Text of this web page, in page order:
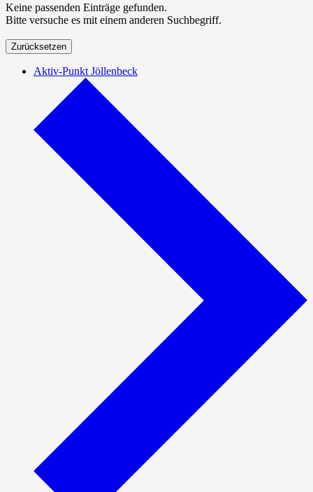
Keine passenden Einträge gefunden.
Bitte versuche es mit einem anderen Suchbegriff.
Zurücksetzen
Aktiv-Punkt Jöllenbeck